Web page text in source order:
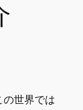
の世界では